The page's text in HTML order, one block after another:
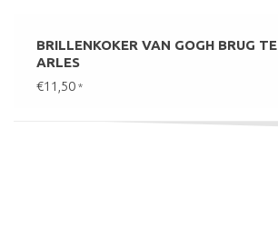
BRILLENKOKER VAN GOGH BRUG TE
ARLES
€11,50 *